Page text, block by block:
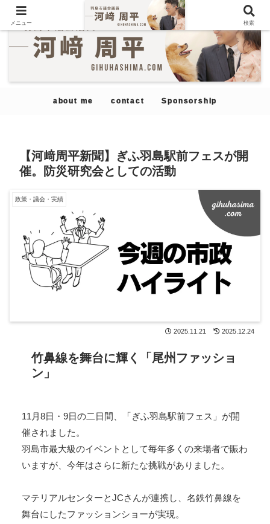
about me contact Sponsorship
【河﨑周平新聞】ぎふ羽島駅前フェスが開
催。防災研究会としての活動
政策・議会・実績
2025.11.21 2025.12.24
竹鼻線を舞台に輝く「尾州ファッショ
ン」
11月8日・9日の二日間、「ぎふ羽島駅前フェス」が開
催されました。
羽島市最大級のイベントとして毎年多くの来場者で賑わ
いますが、今年はさらに新たな挑戦がありました。
マテリアルセンターとJCさんが連携し、名鉄竹鼻線を
舞台にしたファッションショーが実現。
メニュー 検索